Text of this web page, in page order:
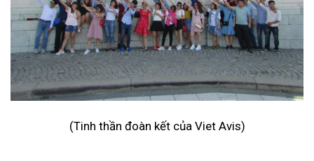
(Tinh thần đoàn kết của Viet Avis)